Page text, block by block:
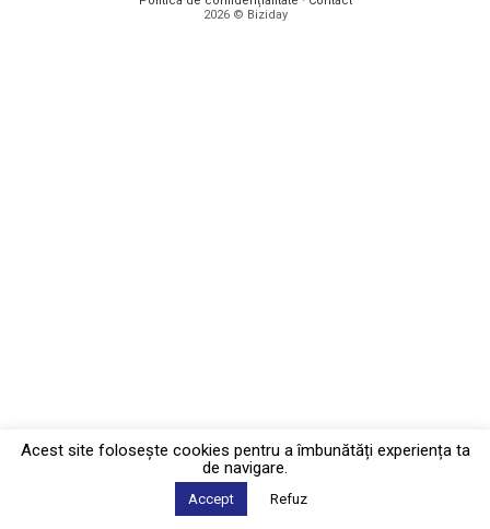
2026 © Biziday
Acest site foloseşte cookies pentru a îmbunătăți experiența ta
de navigare.
Accept Refuz